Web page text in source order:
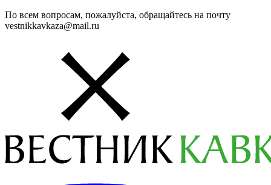
По всем вопросам, пожалуйста, обращайтесь на почту
vestnikkavkaza@mail.ru